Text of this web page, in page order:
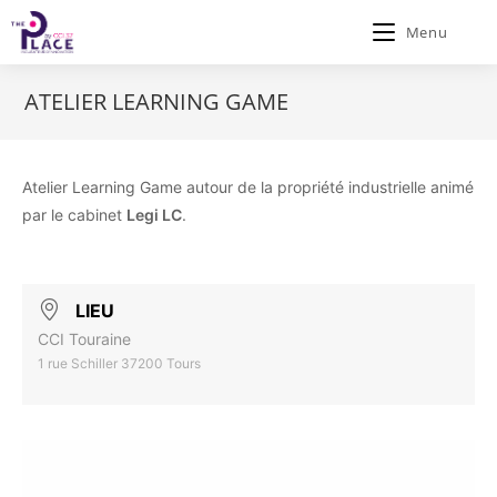
Menu
ATELIER LEARNING GAME
Atelier Learning Game autour de la propriété industrielle animé
par le cabinet Legi LC.
LIEU
CCI Touraine
1 rue Schiller 37200 Tours